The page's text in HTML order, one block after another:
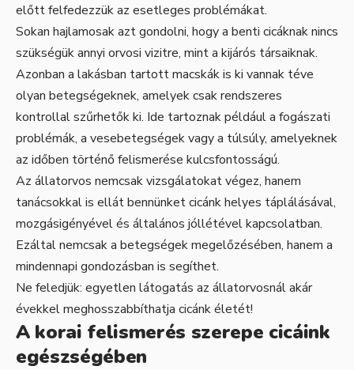
előtt felfedezzük az esetleges problémákat.
Sokan hajlamosak azt gondolni, hogy a benti cicáknak nincs
szükségük annyi orvosi vizitre, mint a kijárós társaiknak.
Azonban a lakásban tartott macskák is ki vannak téve
olyan betegségeknek, amelyek csak rendszeres
kontrollal szűrhetők ki. Ide tartoznak például a fogászati
problémák, a vesebetegségek vagy a túlsúly, amelyeknek
az időben történő felismerése kulcsfontosságú.
Az állatorvos nemcsak vizsgálatokat végez, hanem
tanácsokkal is ellát bennünket cicánk helyes táplálásával,
mozgásigényével és általános jóllétével kapcsolatban.
Ezáltal nemcsak a betegségek megelőzésében, hanem a
mindennapi gondozásban is segíthet.
Ne feledjük: egyetlen látogatás az állatorvosnál akár
évekkel meghosszabbíthatja cicánk életét!
A korai felismerés szerepe cicáink
egészségében